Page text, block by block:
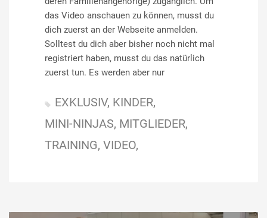
das Video anschauen zu können, musst du
dich zuerst an der Webseite anmelden.
Solltest du dich aber bisher noch nicht mal
registriert haben, musst du das natürlich
zuerst tun. Es werden aber nur
EXKLUSIV KINDER
MINI-NINJAS MITGLIEDER
TRAINING VIDEO